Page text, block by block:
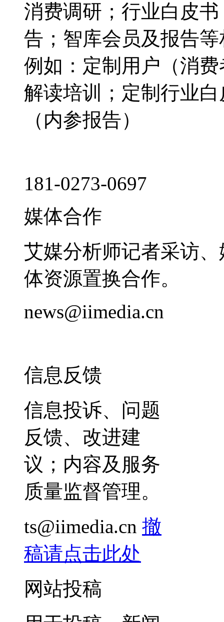
消费调研；行业白皮
告；智库会员及报告
例如：定制用户（消
解读培训；定制行业
（内参报告）
181-0273-0697
媒体合作
艾媒分析师记者采访
体资源置换合作。
news@iimedia.cn
信息反馈
信息投诉、问题
反馈、改进建
议；内容及服务
质量监督管理。
ts@iimedia.cn 撤
稿请点击此处
网站投稿